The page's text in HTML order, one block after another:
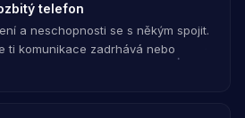
telefon
a neschopnosti se s někým spojit.
ti komunikace zadrhává nebo